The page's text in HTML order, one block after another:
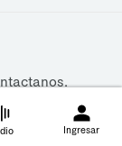
.
Ingresar